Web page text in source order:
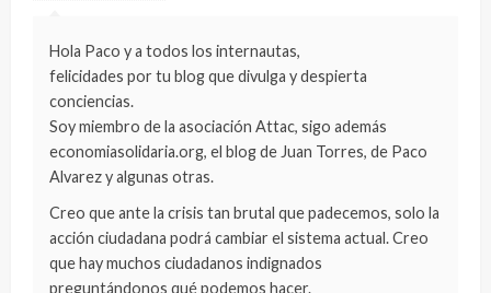
Hola Paco y a todos los internautas,
felicidades por tu blog que divulga y despierta
conciencias.
Soy miembro de la asociación Attac, sigo además
economiasolidaria.org, el blog de Juan Torres, de Paco
Alvarez y algunas otras.
Creo que ante la crisis tan brutal que padecemos, solo la
acción ciudadana podrá cambiar el sistema actual. Creo
que hay muchos ciudadanos indignados
preguntándonos qué podemos hacer.